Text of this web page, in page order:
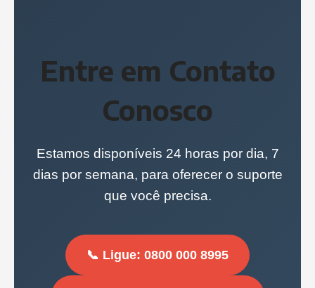
Entre em Contato
Conosco
Estamos disponíveis 24 horas por dia, 7
dias por semana, para oferecer o suporte
que você precisa.
📞 Ligue: 0800 000 8995